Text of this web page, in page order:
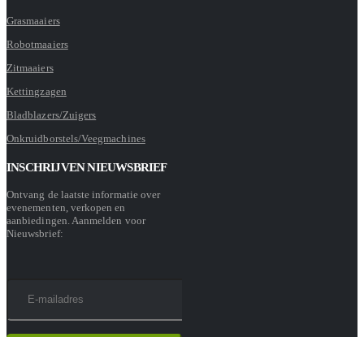
Grasmaaiers
Robotmaaiers
Zitmaaiers
Kettingzagen
Bladblazers/Zuigers
Onkruidborstels/Veegmachines
INSCHRIJVEN NIEUWSBRIEF
Ontvang de laatste informatie over
evenementen, verkopen en
aanbiedingen. Aanmelden voor
Nieuwsbrief: